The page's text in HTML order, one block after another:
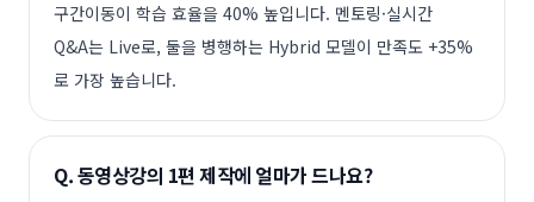
구간이동이 학습 효율을 40% 높입니다. 멘토링·실시간
Q&A는 Live로, 둘을 병행하는 Hybrid 모델이 만족도 +35%
로 가장 높습니다.
Q.동영상강의 1편 제작에 얼마가 드나요?